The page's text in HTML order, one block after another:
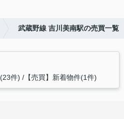
武蔵野線 吉川美南駅の売買一覧
件) 【売買】新着物件(1件)